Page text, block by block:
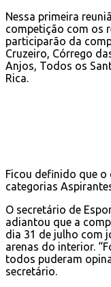
Nessa primeira
competição com os
participarão da
Cruzeiro, Córrego
Anjos, Todos os
Rica.
Ficou definido que
categorias
O secretário de
adiantou que a
dia 31 de julho com
arenas do interior.
todos puderam
secretário.